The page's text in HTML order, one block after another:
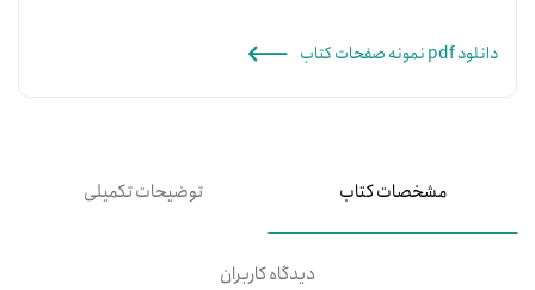
دانلود pdf نمونه صفحات کتاب
مشخصات کتاب توضیحات تکمیلی
دیدگاه کاربران